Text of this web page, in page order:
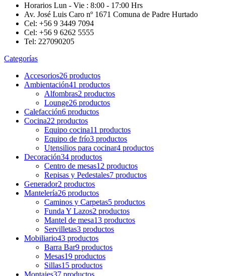
Horarios Lun - Vie : 8:00 - 17:00 Hrs
Av. José Luis Caro nº 1671 Comuna de Padre Hurtado
Cel: +56 9 3449 7094
Cel: +56 9 6262 5555
Tel: 227090205
Categorías
Accesorios26 productos
Ambientación41 productos
Alfombras2 productos
Lounge26 productos
Calefacción6 productos
Cocina22 productos
Equipo cocina11 productos
Equipo de frío3 productos
Utensilios para cocinar4 productos
Decoración34 productos
Centro de mesas12 productos
Repisas y Pedestales7 productos
Generador2 productos
Mantelería26 productos
Caminos y Carpetas5 productos
Funda Y Lazos2 productos
Mantel de mesa13 productos
Servilletas3 productos
Mobiliario43 productos
Barra Bar9 productos
Mesas19 productos
Sillas15 productos
Montajes37 productos